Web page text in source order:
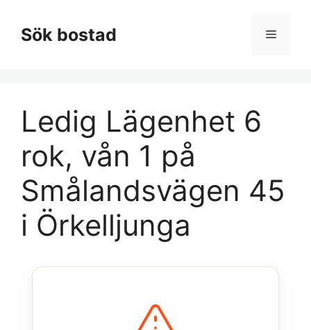
innehållSök bostad Meny
Ledig Lägenhet 6
rok, vån 1 på
Smålandsvägen 45
i Örkelljunga